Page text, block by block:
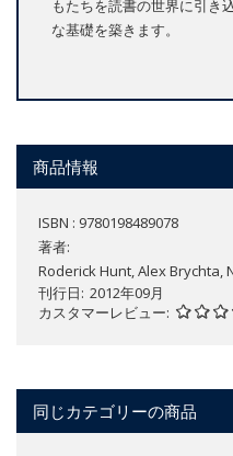
もたちを読書の世界に引き
な基礎を築きます。
商品情報
ISBN : 9780198489078
著者:
Roderick Hunt, Alex Brychta,
刊行日 2012年09月
カスタマーレビュー
同じカテゴリーの商品